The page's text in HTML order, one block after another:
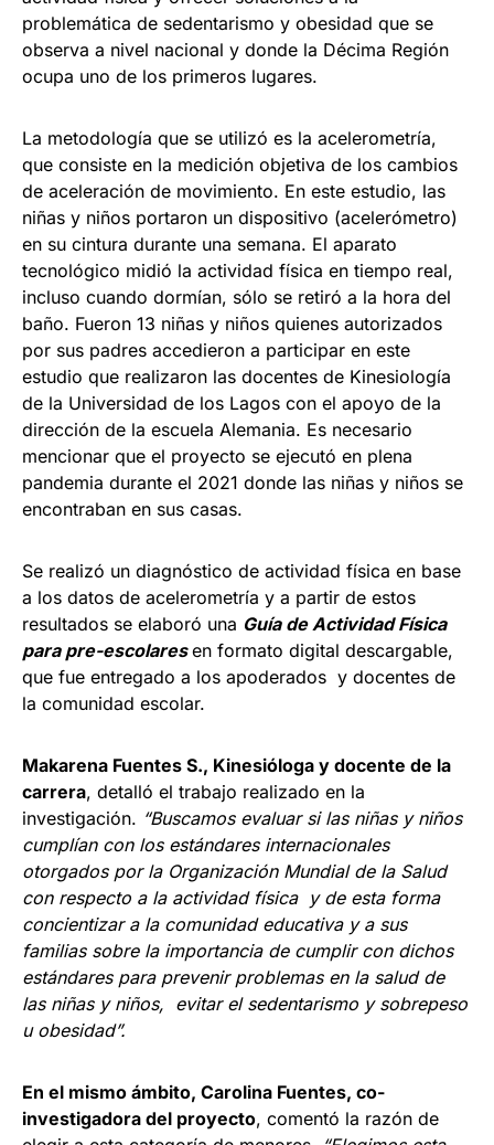
problemática de sedentarismo y obesidad que se
observa a nivel nacional y donde la Décima Región
ocupa uno de los primeros lugares.
La metodología que se utilizó es la acelerometría,
que consiste en la medición objetiva de los cambios
de aceleración de movimiento. En este estudio, las
niñas y niños portaron un dispositivo (acelerómetro)
en su cintura durante una semana. El aparato
tecnológico midió la actividad física en tiempo real,
incluso cuando dormían, sólo se retiró a la hora del
baño. Fueron 13 niñas y niños quienes autorizados
por sus padres accedieron a participar en este
estudio que realizaron las docentes de Kinesiología
de la Universidad de los Lagos con el apoyo de la
dirección de la escuela Alemania. Es necesario
mencionar que el proyecto se ejecutó en plena
pandemia durante el 2021 donde las niñas y niños se
encontraban en sus casas.
Se realizó un diagnóstico de actividad física en base
a los datos de acelerometría y a partir de estos
resultados se elaboró una Guía de Actividad Física
para pre-escolaresen formato digital descargable,
que fue entregado a los apoderados y docentes de
la comunidad escolar.
Makarena Fuentes S., Kinesióloga y docente de la
carrera, detalló el trabajo realizado en la
investigación. “Buscamos evaluar si las niñas y niños
cumplían con los estándares internacionales
otorgados por la Organización Mundial de la Salud
con respecto a la actividad física y de esta forma
concientizar a la comunidad educativa y a sus
familias sobre la importancia de cumplir con dichos
estándares para prevenir problemas en la salud de
las niñas y niños, evitar el sedentarismo y sobrepeso
u obesidad”.
En el mismo ámbito, Carolina Fuentes, co-
investigadora del proyecto, comentó la razón de